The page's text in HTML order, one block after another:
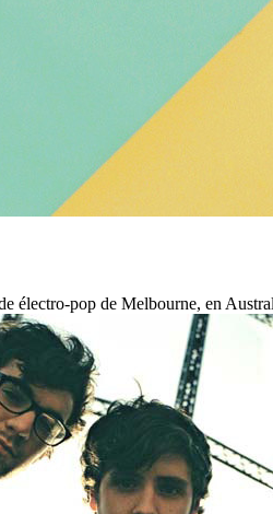
électro-pop de Melbourne, en